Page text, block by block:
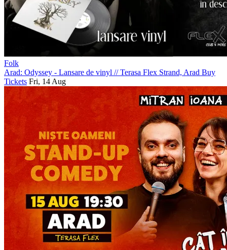
Folk
Arad: Odyssey - Lansare de vinyl //Terasa Flex Strand, Arad Buy
Tickets Fri, 14 Aug